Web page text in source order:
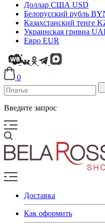
Доллар США USD
Белорусский рубль
Казахстанский тенге
Украинская гривна
Евро EUR
0
Введите запрос
Доставка
Как оформить